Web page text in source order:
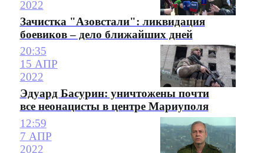
2022
Зачистка "Азовстали": ликвидация
боевиков – дело ближайших дней
20:35
15 АПР
2022
Эдуард Басурин: уничтожены почти
все неонацисты в центре Мариуполя
12:59
7 АПР
2022